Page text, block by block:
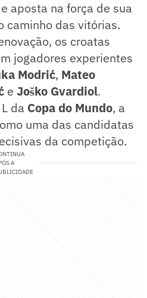
aposta na força de sua
caminho das vitórias.
os croatas
jogadores experientes
Modrić, Mateo
e Joško Gvardiol.
da Copa do Mundo, a
uma das candidatas
da competição.
A